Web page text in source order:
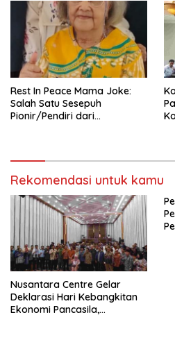
Rest In Peace Mama Joke:
Salah Satu Sesepuh
Pionir/Pendiri dari
Kasih Allah.
Rekomendasi untuk kamu
Nusantara Centre Gelar
Deklarasi Hari Kebangkitan
Ekonomi Pancasila,